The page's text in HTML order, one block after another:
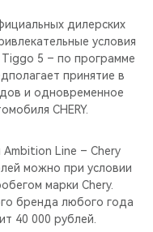
дилерских
условия
5 – по программе
принятие в
и одновременное
CHERY.
Ambition Line – Chery
можно при условии
марки Chery.
бренда любого года
40 000 рублей.